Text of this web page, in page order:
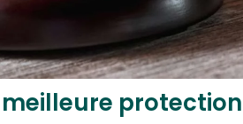
meilleure